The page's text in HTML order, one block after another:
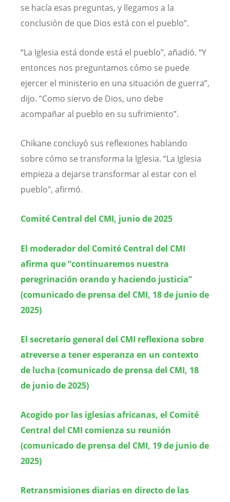
se hacía esas preguntas, y llegamos a la
conclusión de que Dios está con el pueblo”.
“La Iglesia está donde está el pueblo”, añadió. “Y
entonces nos preguntamos cómo se puede
ejercer el ministerio en una situación de guerra”,
dijo. “Como siervo de Dios, uno debe
acompañar al pueblo en su sufrimiento”.
Chikane concluyó sus reflexiones hablando
sobre cómo se transforma la Iglesia. “La Iglesia
empieza a dejarse transformar al estar con el
pueblo", afirmó.
Comité Central del CMI, junio de 2025
El moderador del Comité Central del CMI
afirma que “continuaremos nuestra
peregrinación orando y haciendo justicia”
(comunicado de prensa del CMI, 18 de junio de
2025)
El secretario general del CMI reflexiona sobre
atreverse a tener esperanza en un contexto
de lucha (comunicado de prensa del CMI, 18
de junio de 2025)
Acogido por las iglesias africanas, el Comité
Central del CMI comienza su reunión
(comunicado de prensa del CMI, 19 de junio de
2025)
Retransmisiones diarias en directo de las